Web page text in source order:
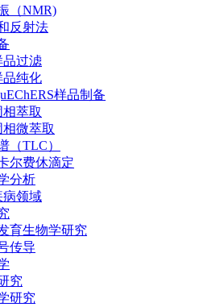
（NMR)
反射法
品过滤
品纯化
样品制备
相萃取
相微萃取
（TLC）
尔费休滴定
分析
病领域
育生物学研究
传导
究
研究